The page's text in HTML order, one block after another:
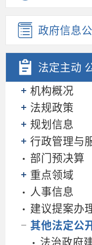
政府信息
法定主动
机构概况
法规政策
规划信息
行政管理与
部门预决算
重点领域
人事信息
建议提案办
其他法定公
法治政府